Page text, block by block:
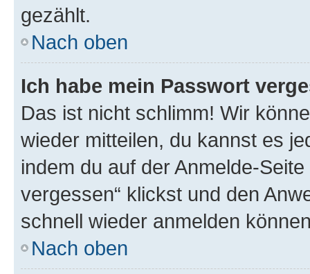
gezählt.
Nach oben
Ich habe mein Passwort
Das ist nicht schlimm! Wir
wieder mitteilen, du kannst es
indem du auf der Anmelde-
vergessen“ klickst und den
schnell wieder anmelden
Nach oben